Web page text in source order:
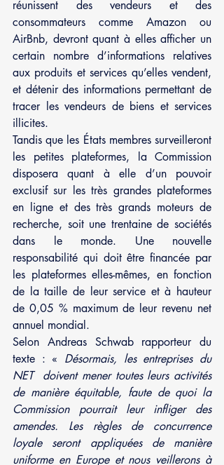
réunissent des vendeurs et des
consommateurs comme Amazon ou
AirBnb, devront quant à elles afficher un
certain nombre d’informations relatives
aux produits et services qu’elles vendent,
et détenir des informations permettant de
tracer les vendeurs de biens et services
illicites.
Tandis que les États membres surveilleront
les petites plateformes, la Commission
disposera quant à elle d’un pouvoir
exclusif sur les très grandes plateformes
en ligne et des très grands moteurs de
recherche, soit une trentaine de sociétés
dans le monde. Une nouvelle
responsabilité qui doit être financée par
les plateformes elles-mêmes, en fonction
de la taille de leur service et à hauteur
de 0,05 % maximum de leur revenu net
annuel mondial.
Selon Andreas Schwab rapporteur du
texte : « Désormais, les entreprises du
NET  doivent mener toutes leurs activités
de manière équitable, faute de quoi la
Commission pourrait leur infliger des
amendes. Les règles de concurrence
loyale seront appliquées de manière
uniforme en Europe et nous veillerons à